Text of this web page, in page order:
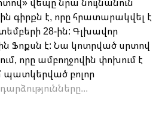
գիրքն է, որը հրատարակվել է
28-ին: Գլխավոր
Ֆոքսն է: Նա կոտրված սրտով
որը ամբողջովին փոխում է
պատկերված բոլոր